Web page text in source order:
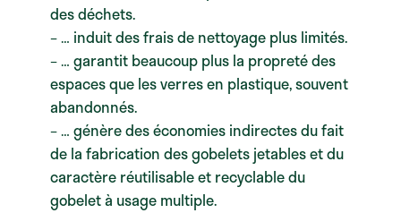
des déchets.
– … induit des frais de nettoyage plus limités.
– … garantit beaucoup plus la propreté des
espaces que les verres en plastique, souvent
abandonnés.
– … génère des économies indirectes du fait
de la fabrication des gobelets jetables et du
caractère réutilisable et recyclable du
gobelet à usage multiple.